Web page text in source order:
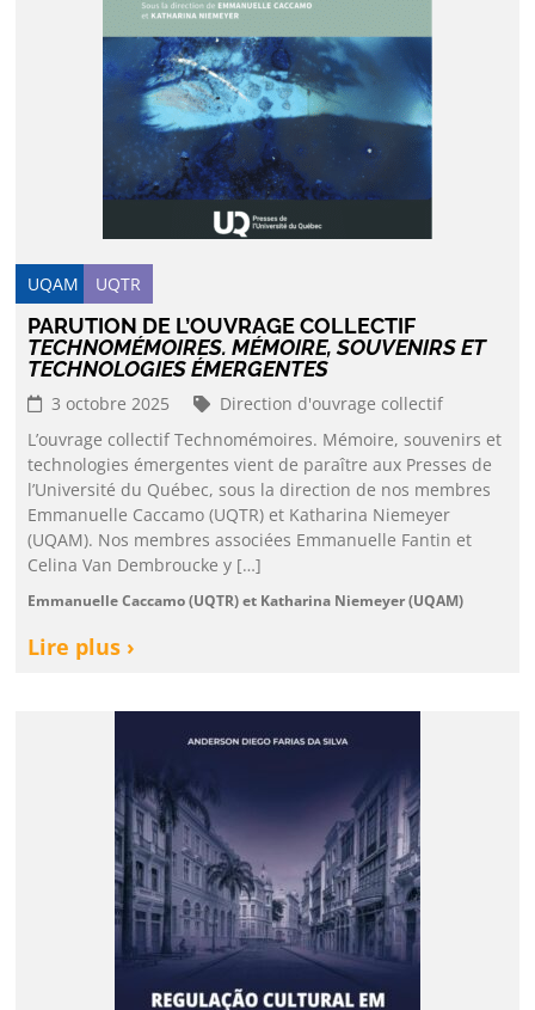
UQAM UQTR
PARUTION DE L’OUVRAGE COLLECTIF
TECHNOMÉMOIRES. MÉMOIRE, SOUVENIRS ET
TECHNOLOGIES ÉMERGENTES
3 octobre 2025
Direction d'ouvrage collectif
L’ouvrage collectif Technomémoires. Mémoire, souvenirs et
technologies émergentes vient de paraître aux Presses de
l’Université du Québec, sous la direction de nos membres
Emmanuelle Caccamo (UQTR) et Katharina Niemeyer
(UQAM). Nos membres associées Emmanuelle Fantin et
Celina Van Dembroucke y […]
Emmanuelle Caccamo (UQTR) et Katharina Niemeyer (UQAM)
Lire plus ›